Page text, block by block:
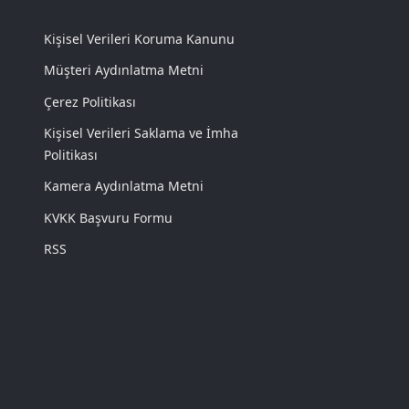
Kişisel Verileri Koruma Kanunu
Müşteri Aydınlatma Metni
Çerez Politikası
Kişisel Verileri Saklama ve İmha
Politikası
Kamera Aydınlatma Metni
KVKK Başvuru Formu
RSS